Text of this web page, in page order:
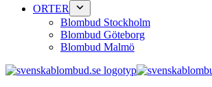
ORTER
Blombud Stockholm
Blombud Göteborg
Blombud Malmö